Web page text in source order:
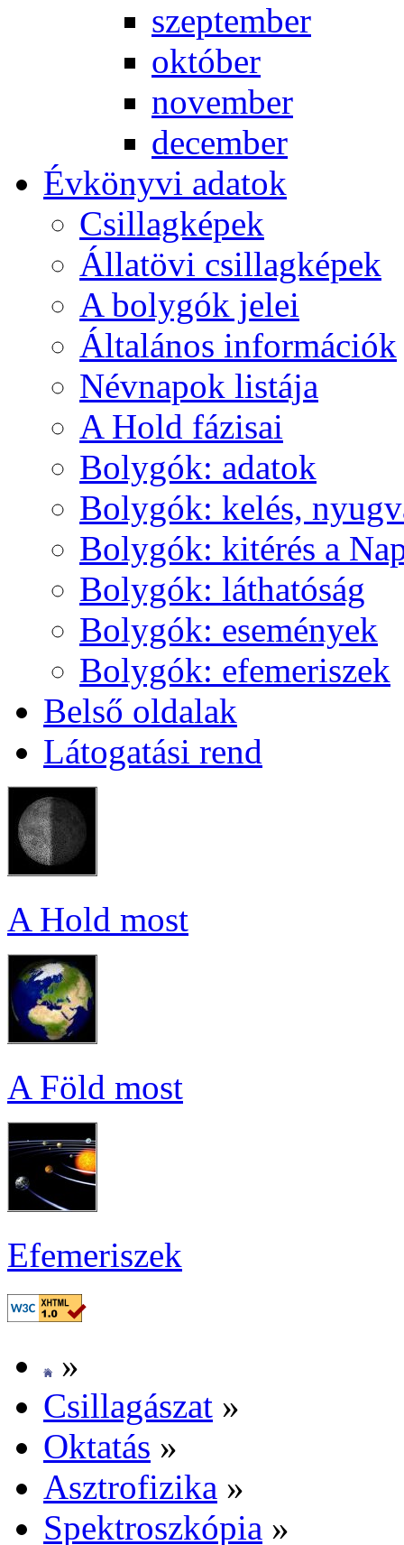
szep­tem­ber
ok­tó­ber
no­vem­ber
de­cem­ber
Év­köny­vi ada­tok
Csil­lag­ké­pek
Ál­lat­övi csil­lag­ké­pek
A boly­gók je­lei
Ál­ta­lá­nos in­for­má­ci­ók
Név­na­pok lis­tá­ja
A Hold fá­zi­sai
Boly­gók: ada­tok
Boly­gók: ke­lés,
Boly­gók: ki­té­rés a
Boly­gók: lát­ha­tó­ság
Boly­gók: ese­mé­nyek
Boly­gók: efe­me­ri­szek
Bel­ső ol­da­lak
Lá­to­ga­tá­si rend
A Hold most
A Föld most
Efe­me­ri­szek
»
Csil­la­gá­szat »
Ok­ta­tás »
Aszt­ro­fi­zi­ka »
Spekt­rosz­kó­pia »